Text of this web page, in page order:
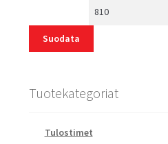
Suodata
Tuotekategoriat
Tulostimet